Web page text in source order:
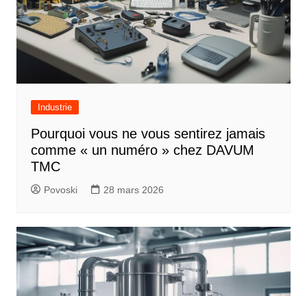
Industrie
Pourquoi vous ne vous sentirez jamais
comme « un numéro » chez DAVUM
TMC
Povoski 28 mars 2026